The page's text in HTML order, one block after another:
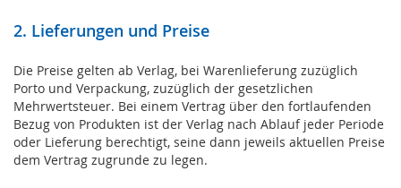
2. Lieferungen und Preise
Die Preise gelten ab Verlag, bei Warenlieferung zuzüglich
Porto und Verpackung, zuzüglich der gesetzlichen
Mehrwertsteuer. Bei einem Vertrag über den fortlaufenden
Bezug von Produkten ist der Verlag nach Ablauf jeder Periode
oder Lieferung berechtigt, seine dann jeweils aktuellen Preise
dem Vertrag zugrunde zu legen.